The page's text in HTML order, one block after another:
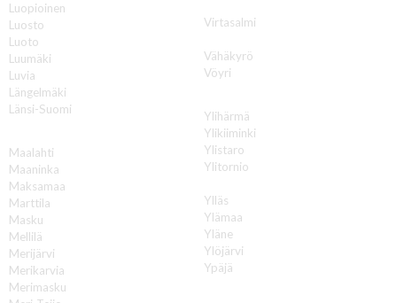
Luopioinen
Luosto
Luoto
Luumäki
Luvia
Längelmäki
Länsi-Suomi
Maalahti
Maaninka
Maksamaa
Marttila
Masku
Mellilä
Merijärvi
Merikarvia
Merimasku
Virtasalmi
Vähäkyrö
Vöyri
Ylihärmä
Ylikiiminki
Ylistaro
Ylitornio
Ylläs
Ylämaa
Yläne
Ylöjärvi
Ypäjä